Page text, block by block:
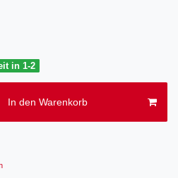
in 1-2
In den Warenkorb